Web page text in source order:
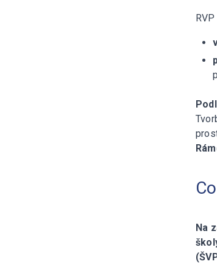
Na